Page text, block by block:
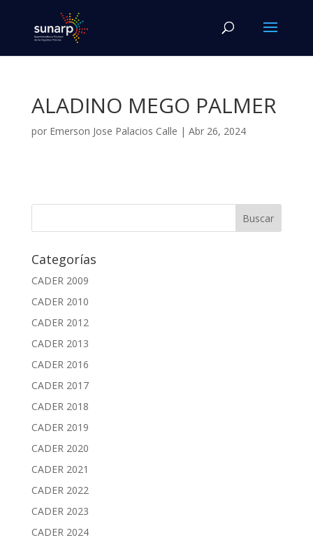
ALADINO MEGO PALMER
por Emerson Jose Palacios Calle | Abr 26, 2024
Categorías
CADER 2009
CADER 2010
CADER 2012
CADER 2013
CADER 2016
CADER 2017
CADER 2018
CADER 2019
CADER 2020
CADER 2021
CADER 2022
CADER 2023
CADER 2024